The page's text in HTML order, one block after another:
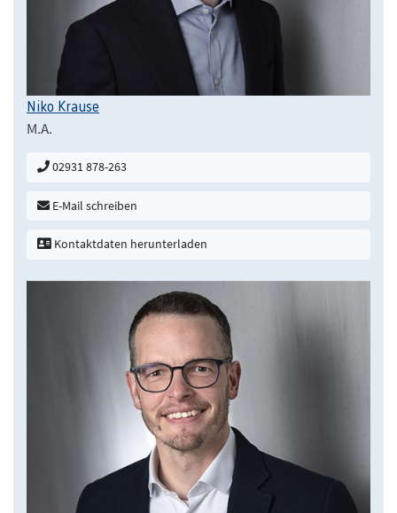
Niko Krause
M.A.
02931 878-263
E-Mail schreiben
Kontaktdaten herunterladen